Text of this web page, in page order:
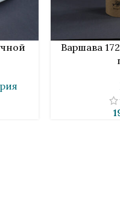
ПОДРОБНЕЕ
Варшава